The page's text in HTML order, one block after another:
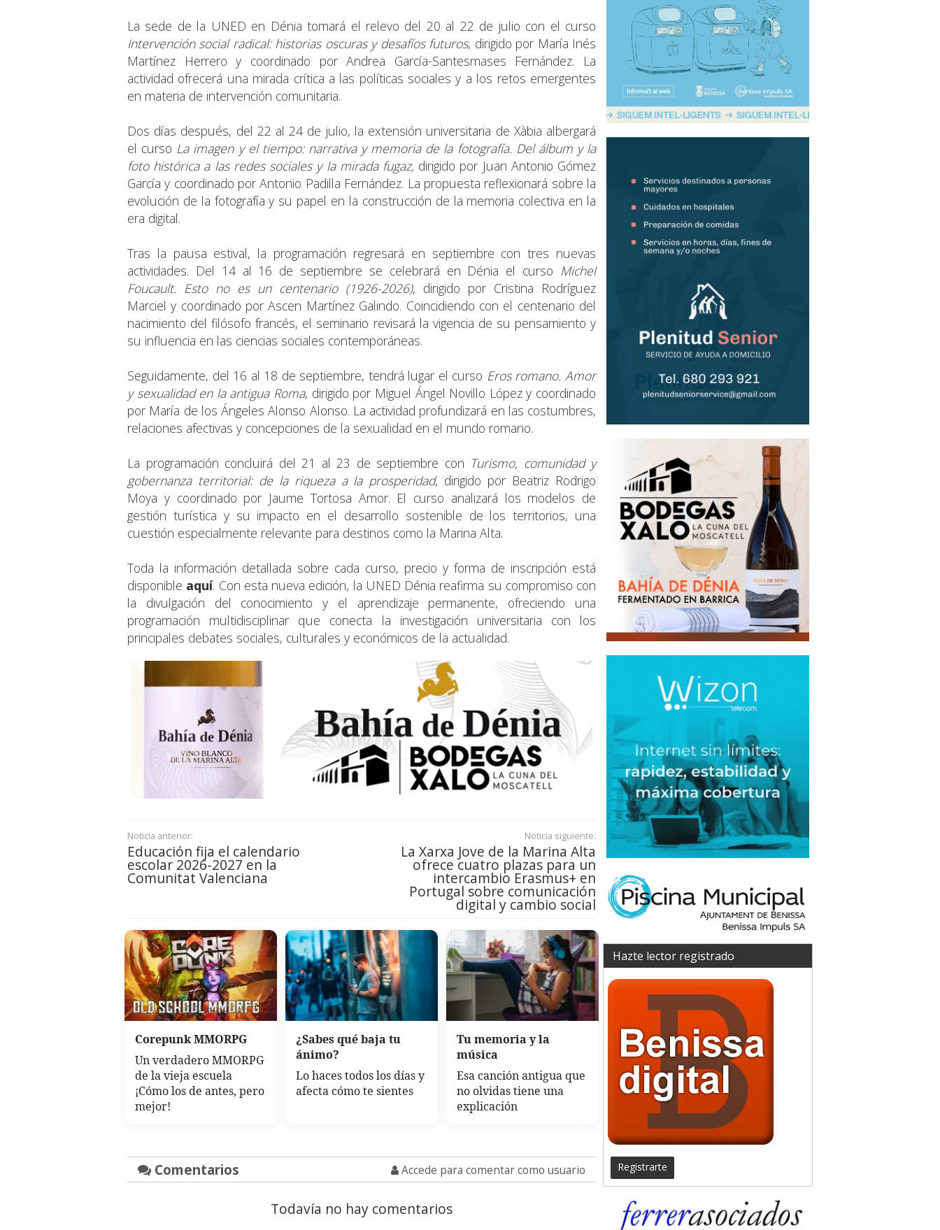
La sede de la UNED en Dénia tomará el relevo del 20 al 22 de julio con el curso
Intervención social radical: historias oscuras y desafíos futuros, dirigido por María Inés
Martínez Herrero y coordinado por Andrea García-Santesmases Fernández. La
actividad ofrecerá una mirada crítica a las políticas sociales y a los retos emergentes
en materia de intervención comunitaria.
Dos días después, del 22 al 24 de julio, la extensión universitaria de Xàbia albergará
el curso La imagen y el tiempo: narrativa y memoria de la fotografía. Del álbum y la
foto histórica a las redes sociales y la mirada fugaz, dirigido por Juan Antonio Gómez
García y coordinado por Antonio Padilla Fernández. La propuesta reflexionará sobre la
evolución de la fotografía y su papel en la construcción de la memoria colectiva en la
era digital.
Tras la pausa estival, la programación regresará en septiembre con tres nuevas
actividades. Del 14 al 16 de septiembre se celebrará en Dénia el curso Michel
Foucault. Esto no es un centenario (1926-2026), dirigido por Cristina Rodríguez
Marciel y coordinado por Ascen Martínez Galindo. Coincidiendo con el centenario del
nacimiento del filósofo francés, el seminario revisará la vigencia de su pensamiento y
su influencia en las ciencias sociales contemporáneas.
Seguidamente, del 16 al 18 de septiembre, tendrá lugar el curso Eros romano. Amor
y sexualidad en la antigua Roma, dirigido por Miguel Ángel Novillo López y coordinado
por María de los Ángeles Alonso Alonso. La actividad profundizará en las costumbres,
relaciones afectivas y concepciones de la sexualidad en el mundo romano.
La programación concluirá del 21 al 23 de septiembre con Turismo, comunidad y
gobernanza territorial: de la riqueza a la prosperidad, dirigido por Beatriz Rodrigo
Moya y coordinado por Jaume Tortosa Amor. El curso analizará los modelos de
gestión turística y su impacto en el desarrollo sostenible de los territorios, una
cuestión especialmente relevante para destinos como la Marina Alta.
Toda la información detallada sobre cada curso, precio y forma de inscripción está
disponible aquí. Con esta nueva edición, la UNED Dénia reafirma su compromiso con
la divulgación del conocimiento y el aprendizaje permanente, ofreciendo una
programación multidisciplinar que conecta la investigación universitaria con los
principales debates sociales, culturales y económicos de la actualidad.
Noticia anterior:
Educación fija el calendario
escolar 2026-2027 en la
Comunitat Valenciana
Noticia siguiente:
La Xarxa Jove de la Marina Alta
ofrece cuatro plazas para un
intercambio Erasmus+ en
Portugal sobre comunicación
digital y cambio social
Corepunk MMORPG
Un verdadero MMORPG
de la vieja escuela
¡Cómo los de antes, pero
mejor!
¿Sabes qué baja tu
ánimo?
Lo haces todos los días y
afecta cómo te sientes
Tu memoria y la
música
Esa canción antigua que
no olvidas tiene una
explicación
Comentarios Accede para comentar como usuario
Todavía no hay comentarios
Hazte lector registrado
Registrarte